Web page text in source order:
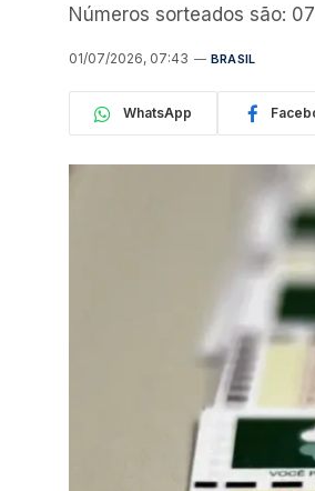
Números sorteados são:
01/07/2026, 07:43 BRASIL
WhatsApp